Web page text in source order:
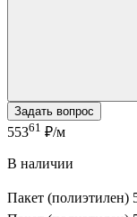
Задать вопрос
55361 ₽/м
В наличии
Пакет